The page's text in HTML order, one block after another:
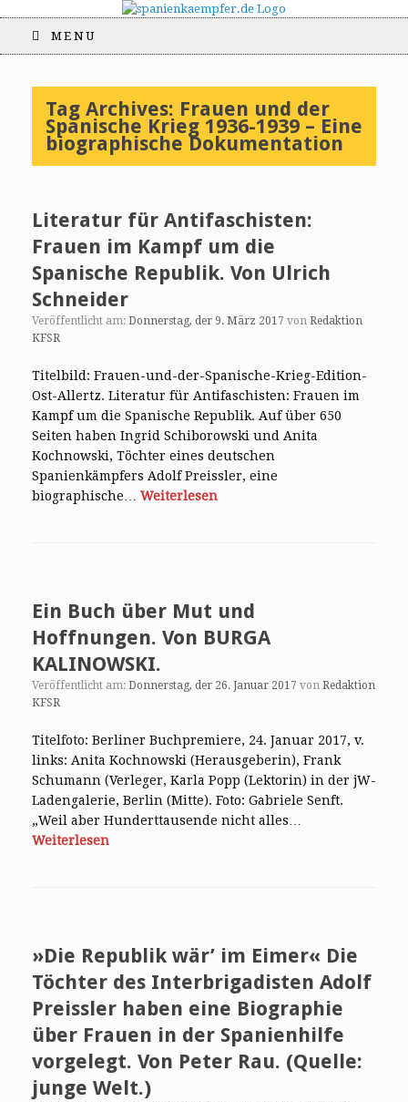
MENU
Tag Archives: Frauen und der
Spanische Krieg 1936-1939 – Eine
biographische Dokumentation
Literatur für Antifaschisten:
Frauen im Kampf um die
Spanische Republik. Von Ulrich
Schneider
Veröffentlicht am: Donnerstag, der 9. März 2017 von Redaktion
KFSR
Titelbild: Frauen-und-der-Spanische-Krieg-Edition-
Ost-Allertz. Literatur für Antifaschisten: Frauen im
Kampf um die Spanische Republik. Auf über 650
Seiten haben Ingrid Schiborowski und Anita
Kochnowski, Töchter eines deutschen
Spanienkämpfers Adolf Preissler, eine
biographische… Weiterlesen
Ein Buch über Mut und
Hoffnungen. Von BURGA
KALINOWSKI.
Veröffentlicht am: Donnerstag, der 26. Januar 2017 von Redaktion
KFSR
Titelfoto: Berliner Buchpremiere, 24. Januar 2017, v.
links: Anita Kochnowski (Herausgeberin), Frank
Schumann (Verleger, Karla Popp (Lektorin) in der jW-
Ladengalerie, Berlin (Mitte). Foto: Gabriele Senft.
„Weil aber Hunderttausende nicht alles…
Weiterlesen
»Die Republik wär’ im Eimer« Die
Töchter des Interbrigadisten Adolf
Preissler haben eine Biographie
über Frauen in der Spanienhilfe
vorgelegt. Von Peter Rau. (Quelle:
junge Welt.)